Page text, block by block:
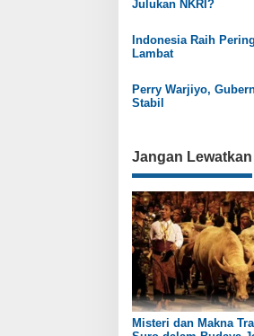
i
p
s
Julukan NKRI?
Indonesia Raih
Lambat
Perry Warjiyo,
Stabil
Jangan Lewatkan
Misteri dan Makna